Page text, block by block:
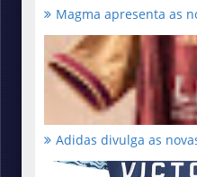
Magma apresenta as
Adidas divulga as